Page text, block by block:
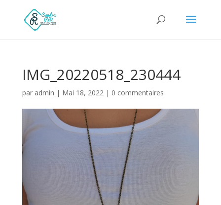
IMG_20220518_230444
par admin | Mai 18, 2022| 0 commentaires